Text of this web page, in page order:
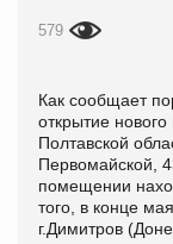
579
Как сообщает
открытие
Полтавской
Первомайской,
помещении
того, в конце
г.Димитров